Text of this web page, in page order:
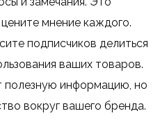
мнение каждого.
подписчиков делиться
ваших товаров.
полезную информацию, но
вокруг вашего бренда.